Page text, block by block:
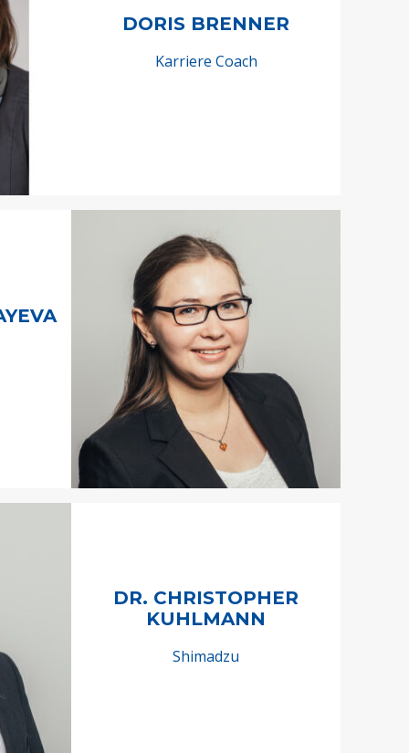
DORIS BRENNER
Karriere Coach
DR. CHRISTOPHER
KUHLMANN
Shimadzu